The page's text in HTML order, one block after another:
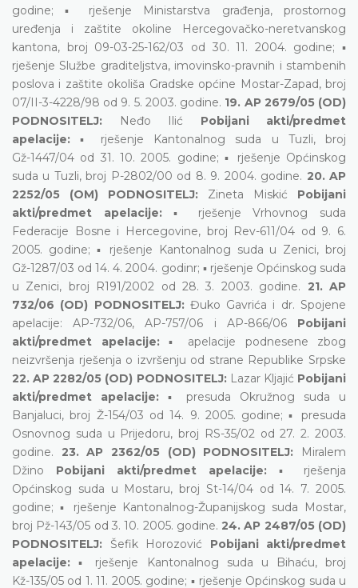
godine; ▪ rješenje Ministarstva građenja, prostornog
uređenja i zaštite okoline Hercegovačko-neretvanskog
kantona, broj 09-03-25-162/03 od 30. 11. 2004. godine; ▪
rješenje Službe graditeljstva, imovinsko-pravnih i stambenih
poslova i zaštite okoliša Gradske općine Mostar-Zapad, broj
07/II-3-4228/98 od 9. 5. 2003. godine. 19. AP 2679/05 (OD)
PODNOSITELJ:
Neđo Ilić Pobijani akti/predmet
apelacije: ▪ rješenje Kantonalnog suda u Tuzli, broj
Gž-1447/04 od 31. 10. 2005. godine; ▪ rješenje Općinskog
suda u Tuzli, broj P-2802/00 od 8. 9. 2004. godine. 20. AP
2252/05 (OM) PODNOSITELJ: Zineta Miskić Pobijani
akti/predmet apelacije:▪ rješenje Vrhovnog suda
Federacije Bosne i Hercegovine, broj Rev-611/04 od 9. 6.
2005. godine; ▪ rješenje Kantonalnog suda u Zenici, broj
Gž-1287/03 od 14. 4. 2004. godinr; ▪ rješenje Općinskog suda
u Zenici, broj R191/2002 od 28. 3. 2003. godine. 21. AP
732/06 (OD) PODNOSITELJ: Đuko Gavrića i dr. Spojene
apelacije: AP-732/06, AP-757/06 i AP-866/06 Pobijani
akti/predmet apelacije:▪ apelacije podnesene zbog
neizvršenja rješenja o izvršenju od strane Republike Srpske
22. AP 2282/05 (OD) PODNOSITELJ: Lazar Kljajić Pobijani
akti/predmet apelacije: ▪ presuda Okružnog suda u
Banjaluci, broj Ž-154/03 od 14. 9. 2005. godine; ▪ presuda
Osnovnog suda u Prijedoru, broj RS-35/02 od 27. 2. 2003.
godine. 23. AP 2362/05 (OD) PODNOSITELJ:
Miralem
Džino Pobijani akti/predmet apelacije: ▪ rješenja
Općinskog suda u Mostaru, broj St-14/04 od 14. 7. 2005.
godine; ▪ rješenje Kantonalnog-Županijskog suda Mostar,
broj Pž-143/05 od 3. 10. 2005. godine.24. AP 2487/05 (OD)
PODNOSITELJ: Šefik Horozović Pobijani akti/predmet
apelacije: ▪ rješenje Kantonalnog suda u Bihaću, broj
Kž-135/05 od 1. 11. 2005. godine; ▪ rješenje Općinskog suda u